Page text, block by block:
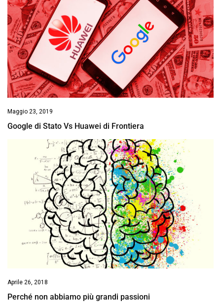
Maggio 23, 2019
Google di Stato Vs Huawei di Frontiera
Aprile 26, 2018
Perché non abbiamo più grandi passioni